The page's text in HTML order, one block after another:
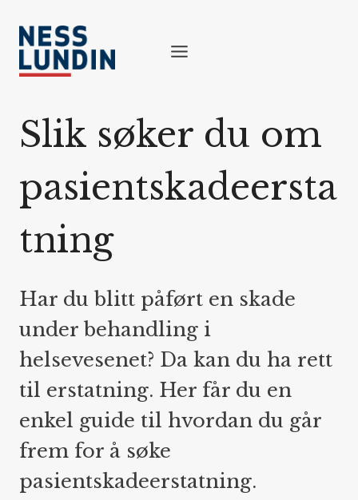
content
Slik søker du om
pasientskadeersta
tning
Har du blitt påført en skade
under behandling i
helsevesenet? Da kan du ha rett
til erstatning. Her får du en
enkel guide til hvordan du går
frem for å søke
pasientskadeerstatning.